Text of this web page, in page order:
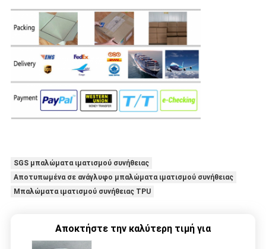
SGS μπαλώματα ιματισμού συνήθειας
Αποτυπωμένα σε ανάγλυφο μπαλώματα ιματισμού συνήθειας
Μπαλώματα ιματισμού συνήθειας TPU
Αποκτήστε την καλύτερη τιμή για